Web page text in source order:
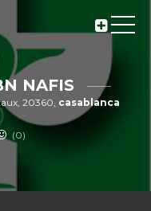
NAFIS
20360, casablanca
(0)